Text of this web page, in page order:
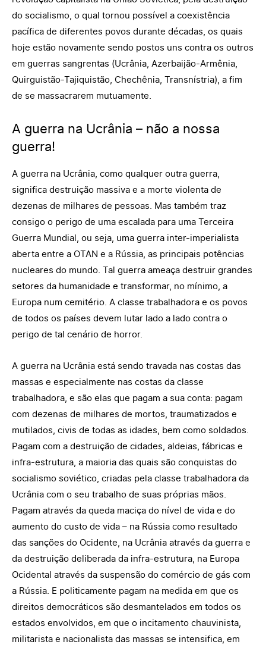
do socialismo, o qual tornou possível a coexistência
pacífica de diferentes povos durante décadas, os quais
hoje estão novamente sendo postos uns contra os outros
em guerras sangrentas (Ucrânia, Azerbaijão-Armênia,
Quirguistão-Tajiquistão, Chechênia, Transnístria), a fim
de se massacrarem mutuamente.
A guerra na Ucrânia – não a nossa
guerra!
A guerra na Ucrânia, como qualquer outra guerra,
significa destruição massiva e a morte violenta de
dezenas de milhares de pessoas. Mas também traz
consigo o perigo de uma escalada para uma Terceira
Guerra Mundial, ou seja, uma guerra inter-imperialista
aberta entre a OTAN e a Rússia, as principais potências
nucleares do mundo. Tal guerra ameaça destruir grandes
setores da humanidade e transformar, no mínimo, a
Europa num cemitério. A classe trabalhadora e os povos
de todos os países devem lutar lado a lado contra o
perigo de tal cenário de horror.
A guerra na Ucrânia está sendo travada nas costas das
massas e especialmente nas costas da classe
trabalhadora, e são elas que pagam a sua conta: pagam
com dezenas de milhares de mortos, traumatizados e
mutilados, civis de todas as idades, bem como soldados.
Pagam com a destruição de cidades, aldeias, fábricas e
infra-estrutura, a maioria das quais são conquistas do
socialismo soviético, criadas pela classe trabalhadora da
Ucrânia com o seu trabalho de suas próprias mãos.
Pagam através da queda maciça do nível de vida e do
aumento do custo de vida – na Rússia como resultado
das sanções do Ocidente, na Ucrânia através da guerra e
da destruição deliberada da infra-estrutura, na Europa
Ocidental através da suspensão do comércio de gás com
a Rússia. E politicamente pagam na medida em que os
direitos democráticos são desmantelados em todos os
estados envolvidos, em que o incitamento chauvinista,
militarista e nacionalista das massas se intensifica, em